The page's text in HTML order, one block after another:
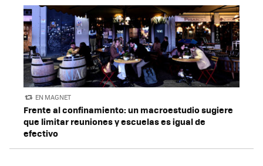
EN MAGNET
Frente al confinamiento: un macroestudio sugiere
que limitar reuniones y escuelas es igual de
efectivo